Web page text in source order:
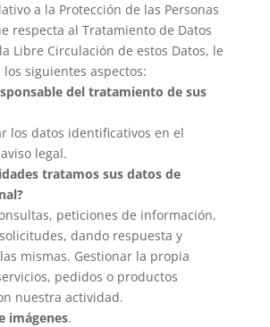
a la Protección de las Personas
respecta al Tratamiento de Datos
Libre Circulación de estos Datos, le
siguientes aspectos:
del tratamiento de sus
los datos identificativos en el
legal.
tratamos sus datos de
peticiones de información,
dando respuesta y
mismas. Gestionar la propia
pedidos o productos
nuestra actividad.
imágenes.